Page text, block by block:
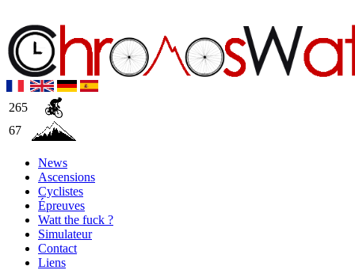
265
67
News
Ascensions
Cyclistes
Épreuves
Watt the fuck ?
Simulateur
Contact
Liens